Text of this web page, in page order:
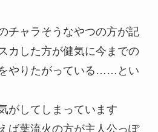
チャラそうなやつの方が記
カした方が健気に今までの
やりたがっている……とい
がしてしまっています
ば葉流火の方が主人公っぽ